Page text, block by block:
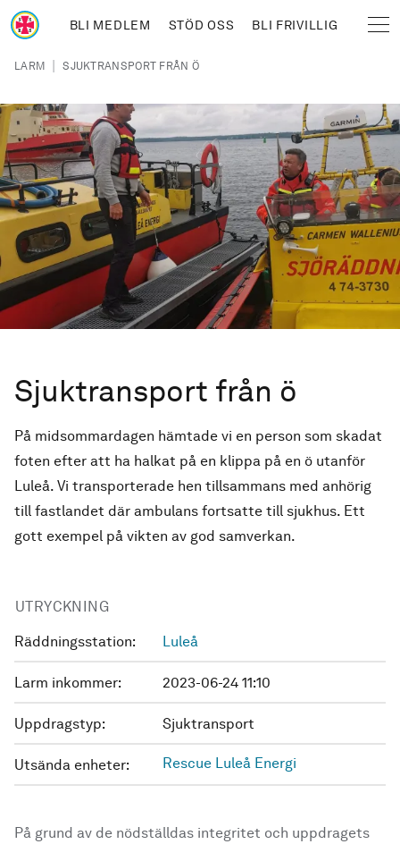
Hoppa till huvudinnehåll
BLI MEDLEM STÖD OSS BLI FRIVILLIG
Länkstig
LARM | SJUKTRANSPORT FRÅN Ö
Sjuktransport från ö
På midsommardagen hämtade vi en person som skadat
foten efter att ha halkat på en klippa på en ö utanför
Luleå. Vi transporterade hen tillsammans med anhörig
till fastlandet där ambulans fortsatte till sjukhus. Ett
gott exempel på vikten av god samverkan.
UTRYCKNING
Räddningsstation: Luleå
Larm inkommer: 2023-06-24 11:10
Uppdragstyp: Sjuktransport
Utsända enheter: Rescue Luleå Energi
På grund av de nödställdas integritet och uppdragets